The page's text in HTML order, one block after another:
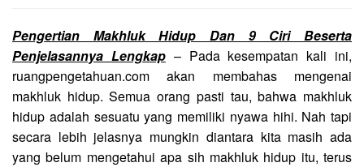
Pengertian Makhluk Hidup Dan 9 Ciri Beserta
Penjelasannya Lengkap– Pada kesempatan kali ini,
ruangpengetahuan.com akan membahas mengenai
makhluk hidup. Semua orang pasti tau, bahwa makhluk
hidup adalah sesuatu yang memiliki nyawa hihi. Nah tapi
secara lebih jelasnya mungkin diantara kita masih ada
yang belum mengetahui apa sih makhluk hidup itu, terus